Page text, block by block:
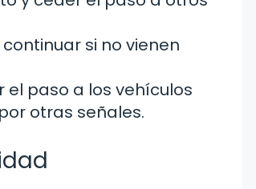
si no vienen
paso a los vehículos
otras señales.